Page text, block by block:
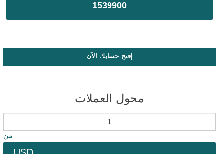
1539900
إفتح حسابك الآن
محول العملات
من